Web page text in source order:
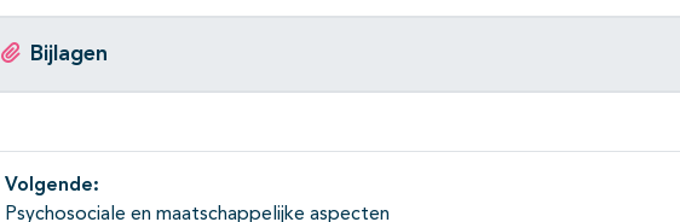
Bijlagen
Volgende:
Psychosociale en maatschappelijke aspecten